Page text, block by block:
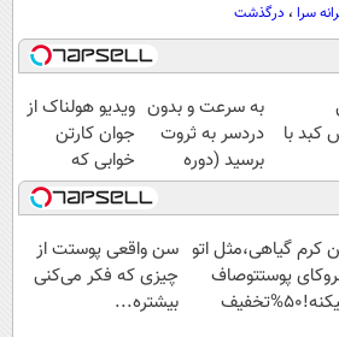
سرا ، درگذشت
با
تا
به سرعت و بدون
دردسر به ثروت
برسید (دوره
کاملا رایگان
پولسازی)
ویدیو هولناک از
جوان کارتن
خوابی که
میلیاردر شد.
آموزش رایگان
کرم گیاهی،مثل اتو
پوستتوصاف
سن واقعی پوستت از
چیزی که فکر می‌کنی
بیشتره...